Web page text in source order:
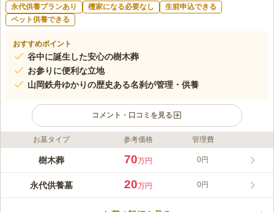
永代供養プランあり 檀家になる必要なし
生前申込できる
ペット供養できる
おすすめポイント
谷中に誕生した安心の樹木葬
お参りに便利な立地
山岡鉄舟ゆかりの歴史ある名刹が管理・供養
コメント・口コミを見る
ライフドット編集部のコメント
台東区谷中に、山岡鉄舟ゆかりの名刹が管理する安心の「樹木
ット「谷根千」エリアで、古民家カフェなど下町情緒を楽しみな
がらお参りいただけます。東京メトロ千駄木駅から徒歩5分、JR
お墓タイプ 参考価格 管理費
樹木葬 70万円 0円
永代供養墓 20万円 0円